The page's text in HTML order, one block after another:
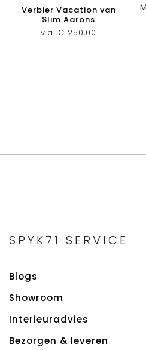
Verbier Vacation van
Slim Aarons
v.a. € 250,00
SPYK71 SERVICE
Blogs
Showroom
Interieuradvies
Bezorgen & leveren